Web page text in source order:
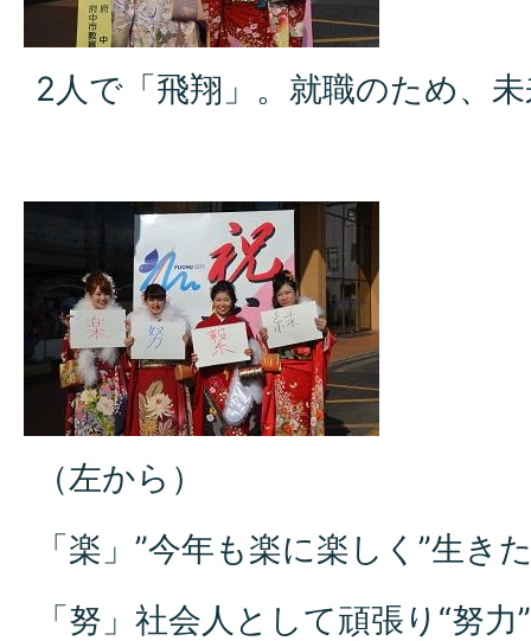
2人で「飛翔」。就職のため、
（左から）
「楽」”今年も楽に楽しく”生き
「努」社会人として頑張り“努力